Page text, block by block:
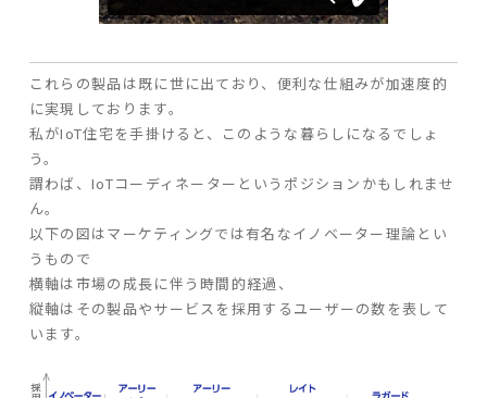
これらの製品は既に世に出ており、便利な仕組みが加速度的
に実現しております。
私がIoT住宅を手掛けると、このような暮らしになるでしょ
う。
謂わば、IoTコーディネーターというポジションかもしれませ
ん。
以下の図はマーケティングでは有名なイノベーター理論とい
うもので
横軸は市場の成長に伴う時間的経過、
縦軸はその製品やサービスを採用するユーザーの数を表して
います。